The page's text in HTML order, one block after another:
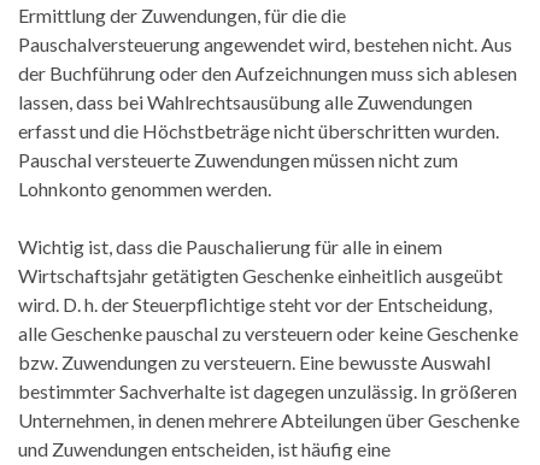
Ermittlung der Zuwendungen, für die die
Pauschalversteuerung angewendet wird, bestehen nicht. Aus
der Buchführung oder den Aufzeichnungen muss sich ablesen
lassen, dass bei Wahlrechtsausübung alle Zuwendungen
erfasst und die Höchstbeträge nicht überschritten wurden.
Pauschal versteuerte Zuwendungen müssen nicht zum
Lohnkonto genommen werden.
Wichtig ist, dass die Pauschalierung für alle in einem
Wirtschaftsjahr getätigten Geschenke einheitlich ausgeübt
wird. D. h. der Steuerpflichtige steht vor der Entscheidung,
alle Geschenke pauschal zu versteuern oder keine Geschenke
bzw. Zuwendungen zu versteuern. Eine bewusste Auswahl
bestimmter Sachverhalte ist dagegen unzulässig. In größeren
Unternehmen, in denen mehrere Abteilungen über Geschenke
und Zuwendungen entscheiden, ist häufig eine